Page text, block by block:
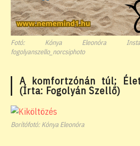
Fotó: Kónya Eleonóra
fogolyanszello_norcsiphoto
A komfortzónán túl;
(Írta: Fogolyán Szellő)
Borítófotó: Kónya Eleonóra